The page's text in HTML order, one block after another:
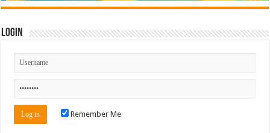
Login
Remember Me